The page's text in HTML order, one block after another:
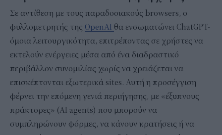
Σε αντίθεση με τους παραδοσιακούς browsers, ο
φυλλομετρητής της OpenAI θα ενσωματώνει ChatGPT-
όμοια λειτουργικότητα, επιτρέποντας σε χρήστες να
εκτελούν ενέργειες μέσα από ένα διαδραστικό
περιβάλλον συνομιλίας χωρίς να χρειάζεται να
επισκέπτονται εξωτερικά sites. Αυτή η προσέγγιση
φέρνει την επόμενη γενιά περιήγησης, με «έξυπνους
πράκτορες» (AI agents) που μπορούν να
συμπληρώνουν φόρμες, να κάνουν κρατήσεις ή να